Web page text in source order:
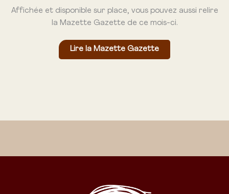
Affichée et disponible sur place, vous pouvez aussi relire
la Mazette Gazette de ce mois-ci.
Lire la Mazette Gazette